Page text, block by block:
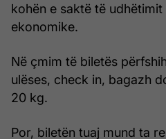
kohën e saktë të
ekonomike.
Në çmim të biletës
ulëses, check in, bagazh
20 kg.
Por, biletën tuaj mund ta